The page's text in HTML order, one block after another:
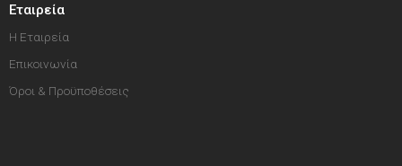
Εταιρεία
Η Εταιρεία
Επικοινωνία
Όροι & Προϋποθέσεις